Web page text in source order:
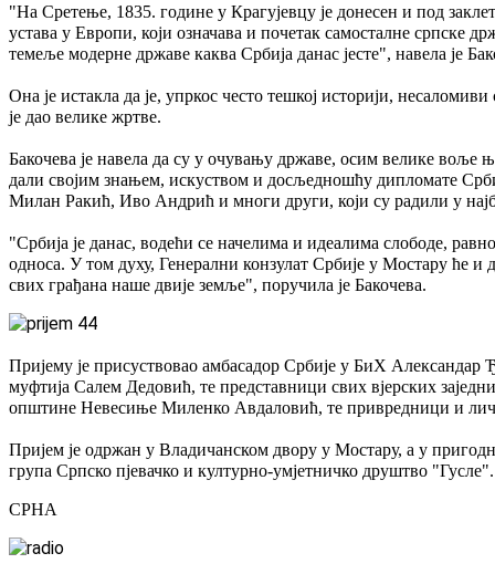
"На Сретење, 1835. године у Крагујевцу је донесен и под
устава у Европи, који означава и почетак самосталне српске
темеље модерне државе каква Србија данас јесте", навела је
Она је истакла да је, упркос често тешкој историји,
је дао велике жртве.
Бакочева је навела да су у очувању државе, осим велике
дали својим знањем, искуством и досљедношћу дипломате
Милан Ракић, Иво Андрић и многи други, који су радили у
"Србија је данас, водећи се начелима и идеалима слободе,
односа. У том духу, Генерални конзулат Србије у Мостару ће
свих грађана наше двије земље", поручила је Бакочева.
Пријему је присуствовао амбасадор Србије у БиХ
муфтија Салем Дедовић, те представници свих вјерских
општине Невесиње Миленко Авдаловић, те привредници и
Пријем је одржан у Владичанском двору у Мостару, а у
група Српско пјевачко и културно-умјетничко друштво "Гусле".
СРНА